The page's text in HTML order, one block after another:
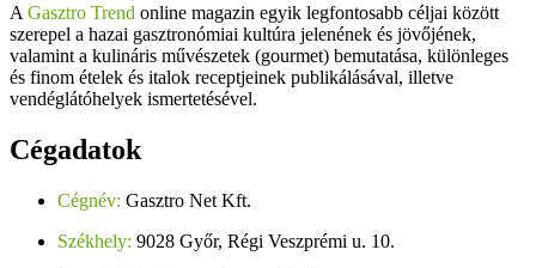
A Gasztro Trend online magazin egyik legfontosabb céljai között
szerepel a hazai gasztronómiai kultúra jelenének és jövőjének,
valamint a kulináris művészetek (gourmet) bemutatása, különleges
és finom ételek és italok receptjeinek publikálásával, illetve
vendéglátóhelyek ismertetésével.
Cégadatok
Cégnév: Gasztro Net Kft.
Székhely: 9028 Győr, Régi Veszprémi u. 10.